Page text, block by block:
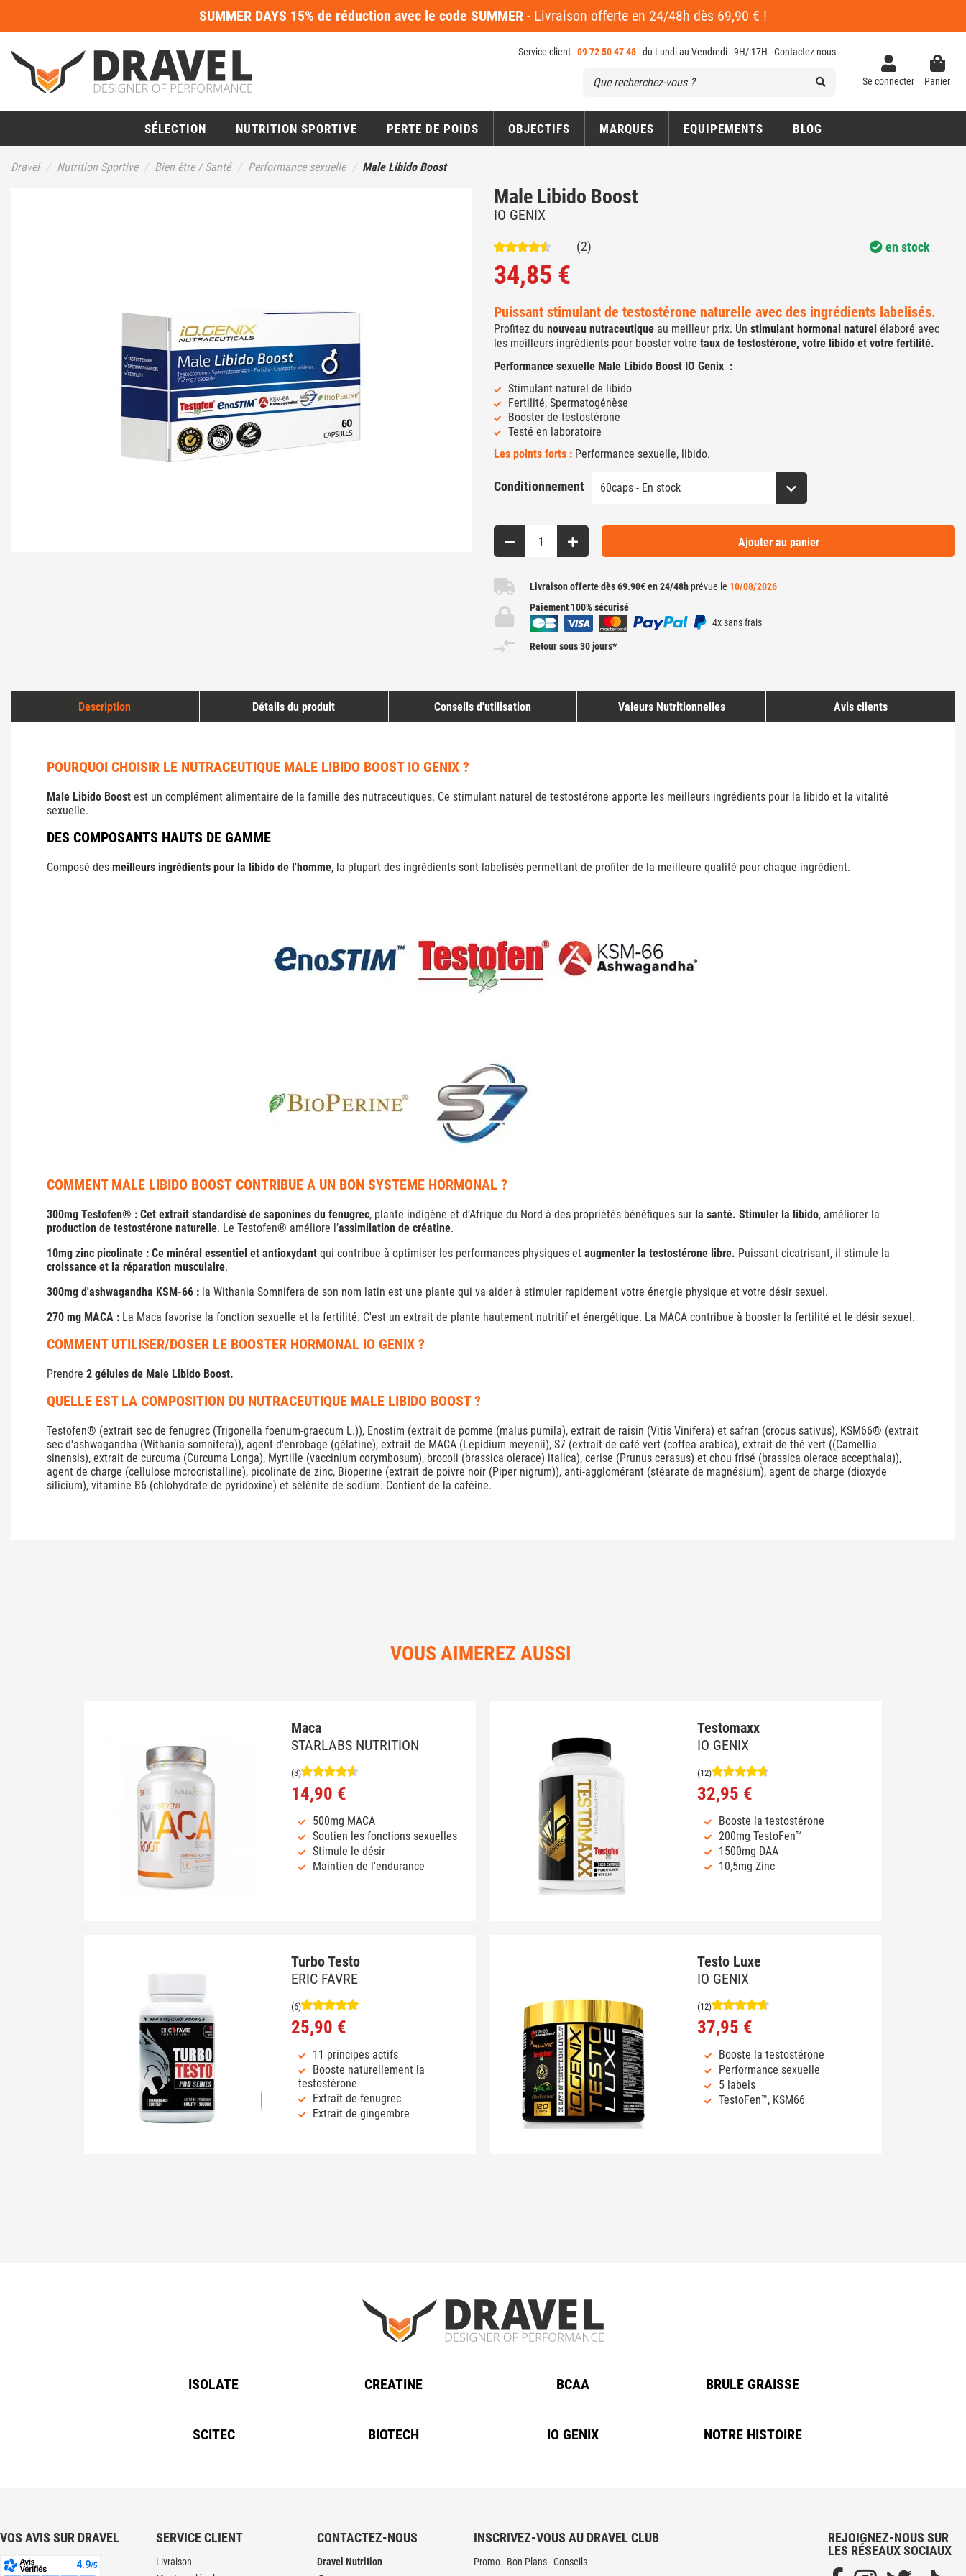
SUMMER DAYS 15% de réduction avec le code SUMMER - Livraison offerte en 24/48h dès 69,90 € !
Service client -09 72 50 47 48- du Lundi au Vendredi - 9H/ 17H -Contactez nous
Se connecter Panier
SÉLECTION NUTRITION SPORTIVE PERTE DE POIDS OBJECTIFS MARQUES EQUIPEMENTS BLOG
Dravel Nutrition Sportive Bien être / Santé Performance sexuelle Male Libido Boost
Male Libido Boost
IO GENIX
(2)
34,85 €
Puissant stimulant de testostérone naturelle avec des ingrédients labelisés.
Profitez du nouveau nutraceutique au meilleur prix. Un stimulant hormonal naturel élaboré avec
les meilleurs ingrédients pour booster votre taux de testostérone, votre libido et votre fertilité.
Performance sexuelle Male Libido Boost IO Genix :
Stimulant naturel de libido
Fertilité, Spermatogénèse
Booster de testostérone
Testé en laboratoire
Les points forts : Performance sexuelle, libido.
Conditionnement
Ajouter au panier
Livraison offerte dès 69.90€ en 24/48h prévue le 10/08/2026
Paiement 100% sécurisé
4x sans frais
Retour sous 30 jours*
en stock
Description Détails du produit Conseils d'utilisation Valeurs Nutritionnelles Avis clients
POURQUOI CHOISIR LE NUTRACEUTIQUE MALE LIBIDO BOOST IO GENIX ?
Male Libido Boost est un complément alimentaire de la famille des nutraceutiques. Ce stimulant naturel de testostérone apporte les meilleurs ingrédients pour la libido et la vitalité
sexuelle.
DES COMPOSANTS HAUTS DE GAMME
Composé des meilleurs ingrédients pour la libido de l'homme, la plupart des ingrédients sont labelisés permettant de profiter de la meilleure qualité pour chaque ingrédient.
COMMENT MALE LIBIDO BOOST CONTRIBUE A UN BON SYSTEME HORMONAL ?
300mg Testofen® : Cet extrait standardisé de saponines du fenugrec, plante indigène et d’Afrique du Nord à des propriétés bénéfiques sur la santé. Stimuler la libido, améliorer la
production de testostérone naturelle. Le Testofen® améliore l’assimilation de créatine.
10mg zinc picolinate : Ce minéral essentiel et antioxydant qui contribue à optimiser les performances physiques et augmenter la testostérone libre. Puissant cicatrisant, il stimule la
croissance et la réparation musculaire.
300mg d'ashwagandha KSM-66 : la Withania Somnifera de son nom latin est une plante qui va aider à stimuler rapidement votre énergie physique et votre désir sexuel.
270 mg MACA : La Maca favorise la fonction sexuelle et la fertilité. C'est un extrait de plante hautement nutritif et énergétique. La MACA contribue à booster la fertilité et le désir sexuel.
COMMENT UTILISER/DOSER LE BOOSTER HORMONAL IO GENIX ?
Prendre 2 gélules de Male Libido Boost.
QUELLE EST LA COMPOSITION DU NUTRACEUTIQUE MALE LIBIDO BOOST ?
Testofen® (extrait sec de fenugrec (Trigonella foenum-graecum L.)), Enostim (extrait de pomme (malus pumila), extrait de raisin (Vitis Vinifera) et safran (crocus sativus), KSM66® (extrait
sec d'ashwagandha (Withania somnífera)), agent d'enrobage (gélatine), extrait de MACA (Lepidium meyenii), S7 (extrait de café vert (coffea arabica), extrait de thé vert ((Camellia
sinensis), extrait de curcuma (Curcuma Longa), Myrtille (vaccinium corymbosum), brocoli (brassica olerace) italica), cerise (Prunus cerasus) et chou frisé (brassica olerace accepthala)),
agent de charge (cellulose mcrocristalline), picolinate de zinc, Bioperine (extrait de poivre noir (Piper nigrum)), anti-agglomérant (stéarate de magnésium), agent de charge (dioxyde
silicium), vitamine B6 (chlohydrate de pyridoxine) et sélénite de sodium. Contient de la caféine.
VOUS AIMEREZ AUSSI
Maca
STARLABS NUTRITION
(3)
14,90 €
500mg MACA
Soutien les fonctions sexuelles
Stimule le désir
Maintien de l'endurance
Testomaxx
IO GENIX
(12)
32,95 €
Booste la testostérone
200mg TestoFen™
1500mg DAA
10,5mg Zinc
Turbo Testo
ERIC FAVRE
(6)
25,90 €
11 principes actifs
Booste naturellement la
testostérone
Extrait de fenugrec
Extrait de gingembre
Testo Luxe
IO GENIX
(12)
37,95 €
Booste la testostérone
Performance sexuelle
5 labels
TestoFen™, KSM66
ISOLATE CREATINE BCAA BRULE GRAISSE
SCITEC BIOTECH IO GENIX NOTRE HISTOIRE
VOS AVIS SUR DRAVEL SERVICE CLIENT
Livraison
CONTACTEZ-NOUS
Dravel Nutrition
INSCRIVEZ-VOUS AU DRAVEL CLUB
Promo - Bon Plans - Conseils
REJOIGNEZ-NOUS SUR
LES RÉSEAUX SOCIAUX